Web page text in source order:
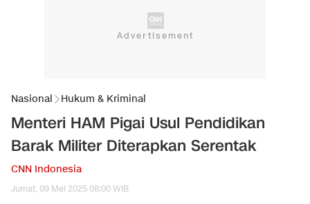
Nasional Hukum & Kriminal
Menteri HAM Pigai Usul Pendidikan
Barak Militer Diterapkan Serentak
CNN Indonesia
Jumat, 09 Mei 2025 08:00 WIB